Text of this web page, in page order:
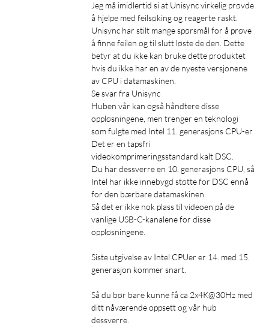
Jeg må imidlertid si at Unisync virkelig prøvde
å hjelpe med feilsøking og reagerte raskt.
Unisync har stilt mange spørsmål for å prøve
å finne feilen og til slutt løste de den. Dette
betyr at du ikke kan bruke dette produktet
hvis du ikke har en av de nyeste versjonene
av CPU i datamaskinen.
Se svar fra Unisync
Huben vår kan også håndtere disse
oppløsningene, men trenger en teknologi
som fulgte med Intel 11. generasjons CPU-er.
Det er en tapsfri
videokomprimeringsstandard kalt DSC.
Du har dessverre en 10. generasjons CPU, så
Intel har ikke innebygd støtte for DSC ennå
for den bærbare datamaskinen.
Så det er ikke nok plass til videoen på de
vanlige USB-C-kanalene for disse
oppløsningene.
Siste utgivelse av Intel CPUer er 14. med 15.
generasjon kommer snart.
Så du bør bare kunne få ca 2x4K@30Hz med
ditt nåværende oppsett og vår hub
dessverre.